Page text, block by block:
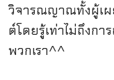
วิจารณญาณทั้งผู้เผ
ต์โดยรู้เท่าไม่ถึงกา
พวกเรา^^